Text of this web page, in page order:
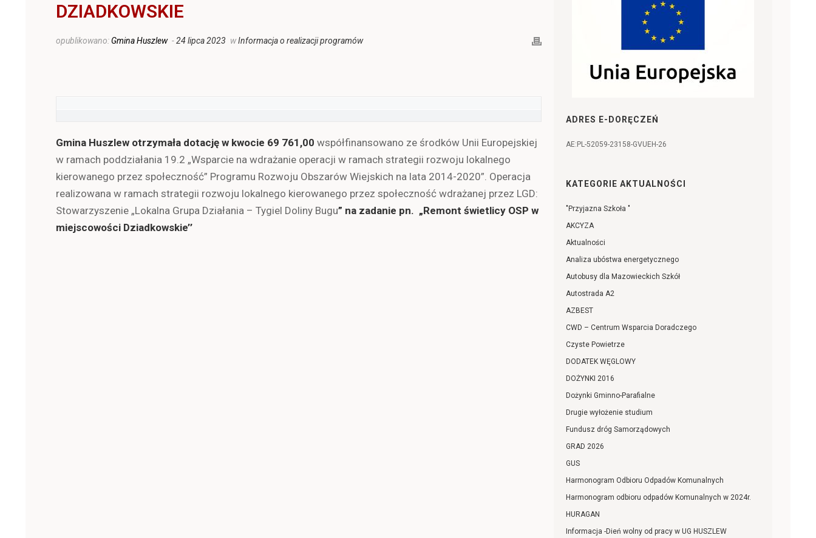
DZIADKOWSKIE
opublikowano: Gmina Huszlew -24 lipca 2023 wInformacja o realizacji programów
Gmina Huszlew otrzymała dotację w kwocie 69 761,00 współfinansowano ze środków Unii Europejskiej
w ramach poddziałania 19.2 „Wsparcie na wdrażanie operacji w ramach strategii rozwoju lokalnego
kierowanego przez społeczność” Programu Rozwoju Obszarów Wiejskich na lata 2014-2020”. Operacja
realizowana w ramach strategii rozwoju lokalnego kierowanego przez społeczność wdrażanej przez LGD:
Stowarzyszenie „Lokalna Grupa Działania – Tygiel Doliny Bugu” na zadanie pn. „Remont świetlicy OSP w
miejscowości Dziadkowskie’’
ADRES E-DORĘCZEŃ
AE:PL-52059-23158-GVUEH-26
KATEGORIE AKTUALNOŚCI
"Przyjazna Szkoła "
AKCYZA
Aktualności
Analiza ubóstwa energetycznego
Autobusy dla Mazowieckich Szkół
Autostrada A2
AZBEST
CWD – Centrum Wsparcia Doradczego
Czyste Powietrze
DODATEK WĘGLOWY
DOŻYNKI 2016
Dożynki Gminno-Parafialne
Drugie wyłożenie studium
Fundusz dróg Samorządowych
GRAD 2026
GUS
Harmonogram Odbioru Odpadów Komunalnych
Harmonogram odbioru odpadów Komunalnych w 2024r.
HURAGAN
Informacja -Dień wolny od pracy w UG HUSZLEW